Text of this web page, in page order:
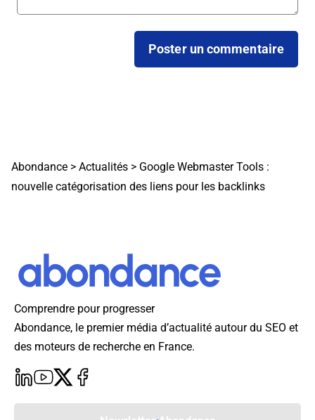
Abondance > Actualités > Google Webmaster Tools :
nouvelle catégorisation des liens pour les backlinks
Comprendre pour progresser
Abondance, le premier média d’actualité autour du SEO et
des moteurs de recherche en France.